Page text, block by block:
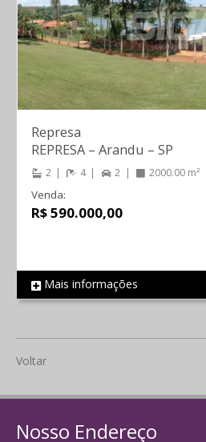
REF 1899
Represa
REPRESA– Arandu – SP
2 4 2 2000.00 m²
Venda:
R$ 590.000,00
Mais informações
Voltar
Nosso Endereço